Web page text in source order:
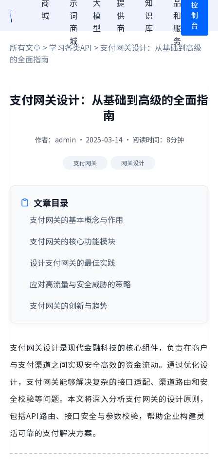
商
城
示
词
商
城
大
模
型
提
供
商
知
识
库
品
和
服
务
控
制
台
所有文章 >学习各类API > 支付网关设计：从基础到高级
的全面指南
支付网关设计：从基础到高级的全面指
南
作者：admin · 2025-03-14 · 阅读时间：8分钟
支付网关 网关设计
文章目录
支付网关的基本概念与作用
支付网关的核心功能模块
设计支付网关的最佳实践
应对高流量与安全威胁的策略
支付网关的创新与趋势
支付网关设计是现代金融科技的核心组件，负责在商户
与支付渠道之间实现安全高效的资金流动。通过优化设
计，支付网关能够解决复杂的接口适配、渠道路由和安
全校验等问题。本文将深入分析支付网关的设计原则，
包括API路由、接口安全与参数校验，帮助企业构建灵
活可靠的支付解决方案。